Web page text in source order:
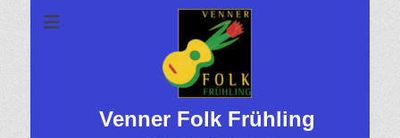
Venner Folk Frühling